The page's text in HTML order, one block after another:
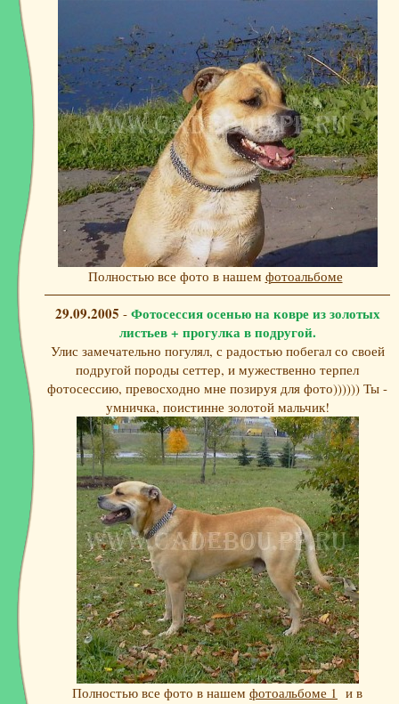
Полностью все фото в нашем фотоальбоме
29.09.2005 - Фотосессия осенью на ковре из золотых
листьев + прогулка в подругой.
Улис замечательно погулял, с радостью побегал со своей
подругой породы сеттер, и мужественно терпел
фотосессию, превосходно мне позируя для фото)))))) Ты -
умничка, поистинне золотой мальчик!
Полностью все фото в нашем фотоальбоме 1 и в